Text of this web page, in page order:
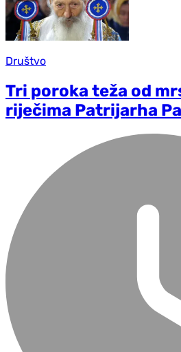
Društvo
Tri poroka teža od
riječima Patrijarha